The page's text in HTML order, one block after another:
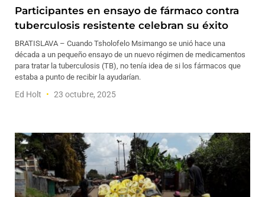
Participantes en ensayo de fármaco contra
tuberculosis resistente celebran su éxito
BRATISLAVA – Cuando Tsholofelo Msimango se unió hace una
década a un pequeño ensayo de un nuevo régimen de medicamentos
para tratar la tuberculosis (TB), no tenía idea de si los fármacos que
estaba a punto de recibir la ayudarían.
Ed Holt 23 octubre, 2025